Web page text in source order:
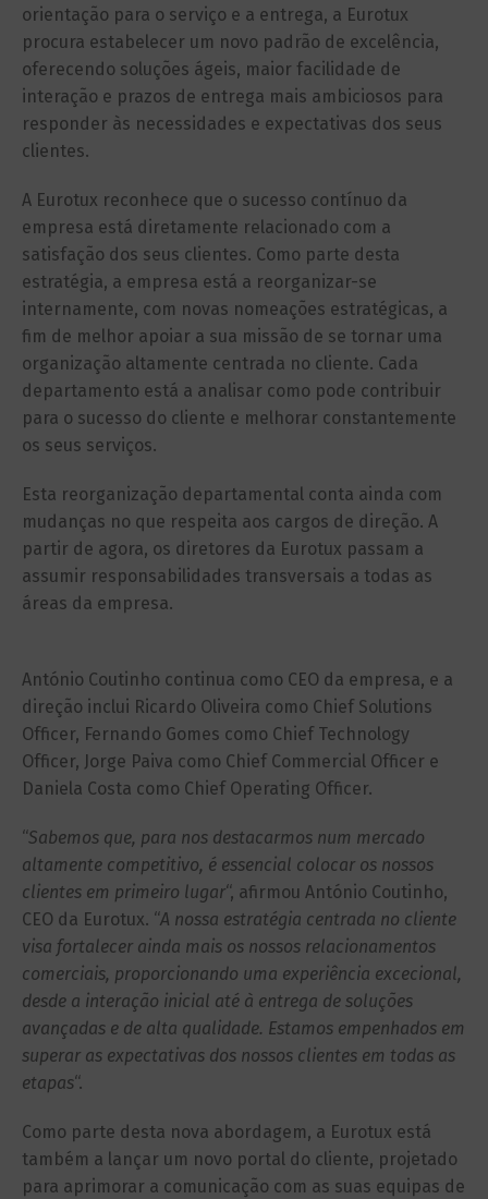
orientação para o serviço e a entrega, a Eurotux
procura estabelecer um novo padrão de excelência,
oferecendo soluções ágeis, maior facilidade de
interação e prazos de entrega mais ambiciosos para
responder às necessidades e expectativas dos seus
clientes.
A Eurotux reconhece que o sucesso contínuo da
empresa está diretamente relacionado com a
satisfação dos seus clientes. Como parte desta
estratégia, a empresa está a reorganizar-se
internamente, com novas nomeações estratégicas, a
fim de melhor apoiar a sua missão de se tornar uma
organização altamente centrada no cliente. Cada
departamento está a analisar como pode contribuir
para o sucesso do cliente e melhorar constantemente
os seus serviços.
Esta reorganização departamental conta ainda com
mudanças no que respeita aos cargos de direção. A
partir de agora, os diretores da Eurotux passam a
assumir responsabilidades transversais a todas as
áreas da empresa.
António Coutinho continua como CEO da empresa, e a
direção inclui Ricardo Oliveira como Chief Solutions
Officer, Fernando Gomes como Chief Technology
Officer, Jorge Paiva como Chief Commercial Officer e
Daniela Costa como Chief Operating Officer.
“Sabemos que, para nos destacarmos num mercado
altamente competitivo, é essencial colocar os nossos
clientes em primeiro lugar“, afirmou António Coutinho,
CEO da Eurotux. “A nossa estratégia centrada no cliente
visa fortalecer ainda mais os nossos relacionamentos
comerciais, proporcionando uma experiência excecional,
desde a interação inicial até à entrega de soluções
avançadas e de alta qualidade. Estamos empenhados em
superar as expectativas dos nossos clientes em todas as
etapas“.
Como parte desta nova abordagem, a Eurotux está
também a lançar um novo portal do cliente, projetado
para aprimorar a comunicação com as suas equipas de